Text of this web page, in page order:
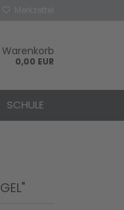
Warenkorb
0,00 EUR
SCHULE